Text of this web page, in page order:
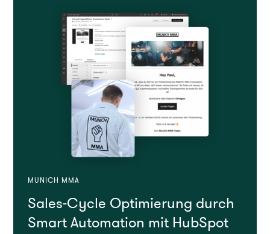
MUNICH MMA
Sales-Cycle Optimierung durch
Smart Automation mit HubSpot